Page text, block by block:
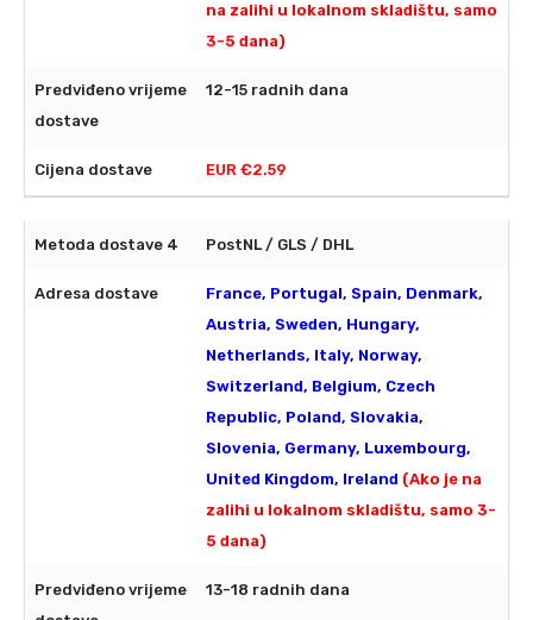
na zalihi u lokalnom skladištu, samo
3-5 dana)
12-15 radnih dana
EUR €2.59
PostNL / GLS / DHL
France, Portugal, Spain, Denmark,
Austria, Sweden, Hungary,
Netherlands, Italy, Norway,
Switzerland, Belgium, Czech
Republic, Poland, Slovakia,
Slovenia, Germany, Luxembourg,
United Kingdom, Ireland (Ako je na
zalihi u lokalnom skladištu, samo 3-
5 dana)
13-18 radnih dana